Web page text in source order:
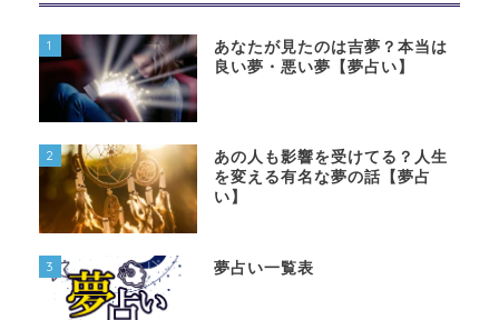
1
あなたが見たのは吉夢？本当は
良い夢・悪い夢【夢占い】
2
あの人も影響を受けてる？人生
を変える有名な夢の話【夢占
い】
3 夢占い一覧表